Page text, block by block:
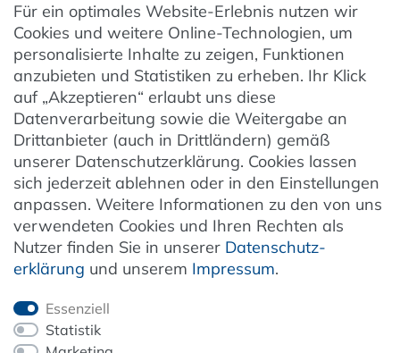
Datenschutzeinstellungen
AGB
Barrierefreiheit
Hinweise zur Batterieentsorgung
Entsorgung von Elektro-Altgeräten
Vertrag widerrufen
Newsletter
Jetzt anmelden
Für ein optimales Website-Erlebnis nutzen wir
Cookies und weitere Online-Technologien, um
personalisierte Inhalte zu zeigen, Funktionen
anzubieten und Statistiken zu erheben. Ihr Klick
auf „Akzeptieren“ erlaubt uns diese
Datenverarbeitung sowie die Weitergabe an
Drittanbieter (auch in Drittländern) gemäß
unserer Datenschutzerklärung. Cookies lassen
sich jederzeit ablehnen oder in den Einstellungen
anpassen. Weitere Informationen zu den von uns
verwendeten Cookies und Ihren Rechten als
Nutzer finden Sie in unserer Daten­schutz­
erklärung und unserem Impressum.
Essenziell
Statistik